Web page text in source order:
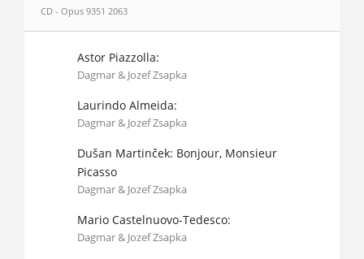
CD - Opus 9351 2063
Astor Piazzolla:
Dagmar & Jozef Zsapka
Laurindo Almeida:
Dagmar & Jozef Zsapka
Dušan Martinček: Bonjour, Monsieur
Picasso
Dagmar & Jozef Zsapka
Mario Castelnuovo-Tedesco:
Dagmar & Jozef Zsapka